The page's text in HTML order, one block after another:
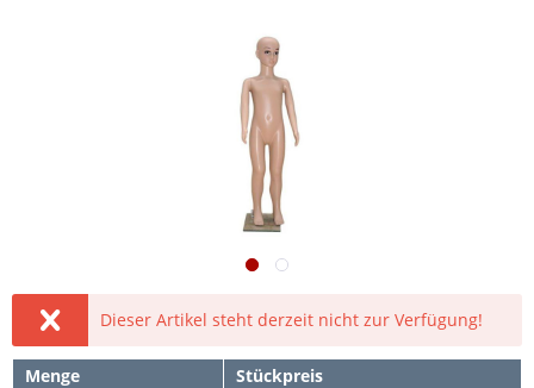
Dieser Artikel steht derzeit nicht zur Verfügung!
Menge
Stückpreis